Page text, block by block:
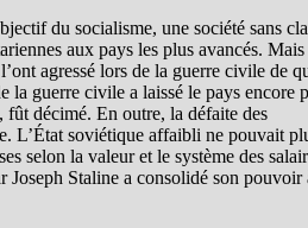
du socialisme, une société sans
aux pays les plus avancés. Mais
agressé lors de la guerre civile de
la guerre civile a laissé le pays encore
fût décimé. En outre, la défaite des
L’État soviétique affaibli ne pouvait
selon la valeur et le système des
Joseph Staline a consolidé son pouvoir